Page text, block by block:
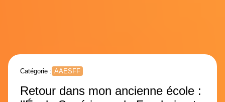
Catégorie : AAESFF
Retour dans mon ancienne école :